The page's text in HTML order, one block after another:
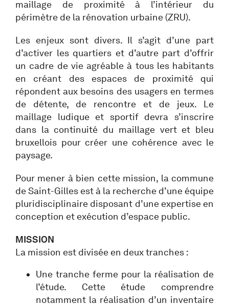
maillage de proximité à l’intérieur du
périmètre de la rénovation urbaine (ZRU).
Les enjeux sont divers. Il s’agit d’une part
d’activer les quartiers et d’autre part d’offrir
un cadre de vie agréable à tous les habitants
en créant des espaces de proximité qui
répondent aux besoins des usagers en termes
de détente, de rencontre et de jeux. Le
maillage ludique et sportif devra s’inscrire
dans la continuité du maillage vert et bleu
bruxellois pour créer une cohérence avec le
paysage.
Pour mener à bien cette mission, la commune
de Saint-Gilles est à la recherche d’une équipe
pluridisciplinaire disposant d’une expertise en
conception et exécution d’espace public.
MISSION
La mission est divisée en deux tranches :
Une tranche ferme pour la réalisation de
l’étude. Cette étude comprendre
notamment la réalisation d’un inventaire